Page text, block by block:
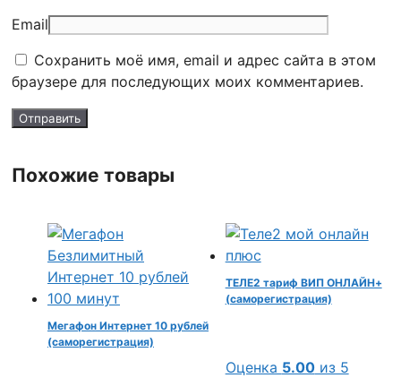
Email
Сохранить моё имя, email и адрес сайта в этом
браузере для последующих моих комментариев.
Похожие товары
Мегафон Интернет 10 рублей
(саморегистрация)
ТЕЛЕ2 тариф ВИП ОНЛАЙН+
(саморегистрация)
Оценка 5.00из 5